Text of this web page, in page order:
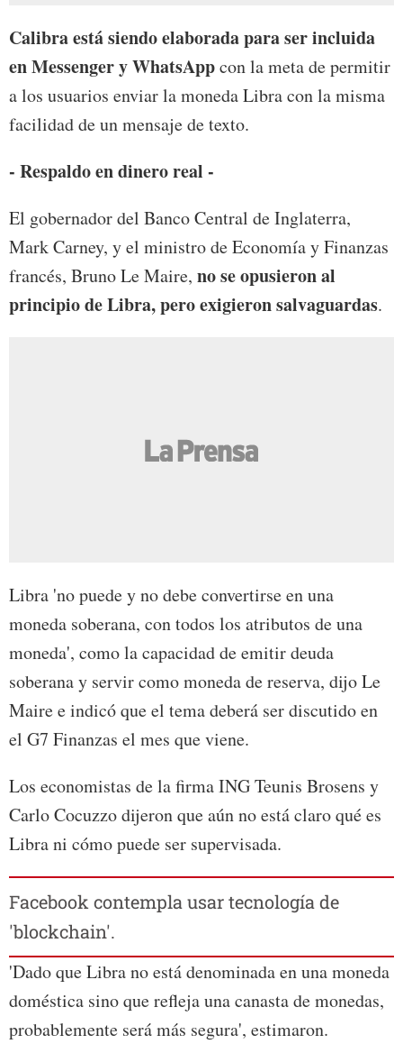
Calibra está siendo elaborada para ser incluida
en Messenger y WhatsAppcon la meta de permitir
a los usuarios enviar la moneda Libra con la misma
facilidad de un mensaje de texto.
- Respaldo en dinero real -
El gobernador del Banco Central de Inglaterra,
Mark Carney, y el ministro de Economía y Finanzas
francés, Bruno Le Maire, no se opusieron al
principio de Libra, pero exigieron salvaguardas.
Libra 'no puede y no debe convertirse en una
moneda soberana, con todos los atributos de una
moneda', como la capacidad de emitir deuda
soberana y servir como moneda de reserva, dijo Le
Maire e indicó que el tema deberá ser discutido en
el G7 Finanzas el mes que viene.
Los economistas de la firma ING Teunis Brosens y
Carlo Cocuzzo dijeron que aún no está claro qué es
Libra ni cómo puede ser supervisada.
Facebook contempla usar tecnología de
'blockchain'.
'Dado que Libra no está denominada en una moneda
doméstica sino que refleja una canasta de monedas,
probablemente será más segura', estimaron.